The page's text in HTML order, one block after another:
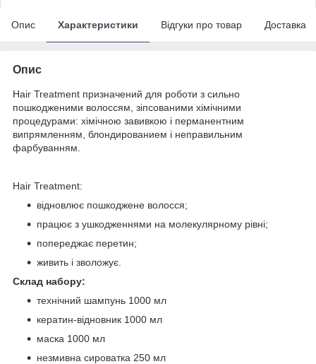
Опис Характеристики Відгуки про товар Доставка
Опис
Hair Treatment призначений для роботи з сильно
пошкодженими волоссям, зіпсованими хімічними
процедурами: хімічною завивкою і перманентним
випрямленням, блондированием і неправильним
фарбуванням.
Hair Treatment:
відновлює пошкоджене волосся;
працює з ушкодженнями на молекулярному рівні;
попереджає перетин;
живить і зволожує.
Склад набору:
технічний шампунь 1000 мл
кератин-відновник 1000 мл
мaска 1000 мл
незмивна сироватка 250 мл